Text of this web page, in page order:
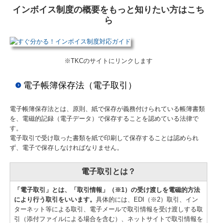
インボイス制度の概要をもっと知りたい方はこち
ら
※TKCのサイトにリンクします
電子帳簿保存法（電子取引）
電子帳簿保存法とは、原則、紙で保存が義務付けられている帳簿書類
を、電磁的記録（電子データ）で保存することを認めている法律で
す。
電子取引で受け取った書類を紙で印刷して保存することは認められ
ず、電子で保存しなければなりません。
電子取引とは？
「電子取引」とは、「取引情報」（※1）の受け渡しを電磁的方法
により行う取引をいいます。 具体的には、EDI（※2）取引、イン
ターネット等による取引、電子メールで取引情報を受け渡しする取
引（添付ファイルによる場合を含む）、ネットサイトで取引情報を